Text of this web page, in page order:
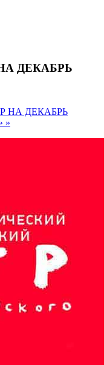
ДЕКАБРЬ
НА ДЕКАБРЬ
»